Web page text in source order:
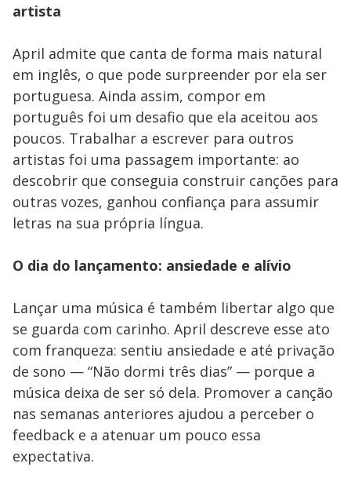
artista
April admite que canta de forma mais natural
em inglês, o que pode surpreender por ela ser
portuguesa. Ainda assim, compor em
português foi um desafio que ela aceitou aos
poucos. Trabalhar a escrever para outros
artistas foi uma passagem importante: ao
descobrir que conseguia construir canções para
outras vozes, ganhou confiança para assumir
letras na sua própria língua.
O dia do lançamento: ansiedade e alívio
Lançar uma música é também libertar algo que
se guarda com carinho. April descreve esse ato
com franqueza: sentiu ansiedade e até privação
de sono — “Não dormi três dias” — porque a
música deixa de ser só dela. Promover a canção
nas semanas anteriores ajudou a perceber o
feedback e a atenuar um pouco essa
expectativa.